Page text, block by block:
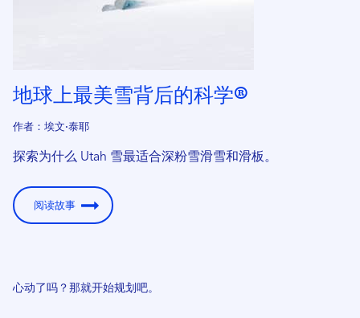
地球上最美雪背后的科学®
作者：埃文·泰耶
探索为什么 Utah 雪最适合深粉雪滑雪和滑板。
阅读故事
心动了吗？那就开始规划吧。